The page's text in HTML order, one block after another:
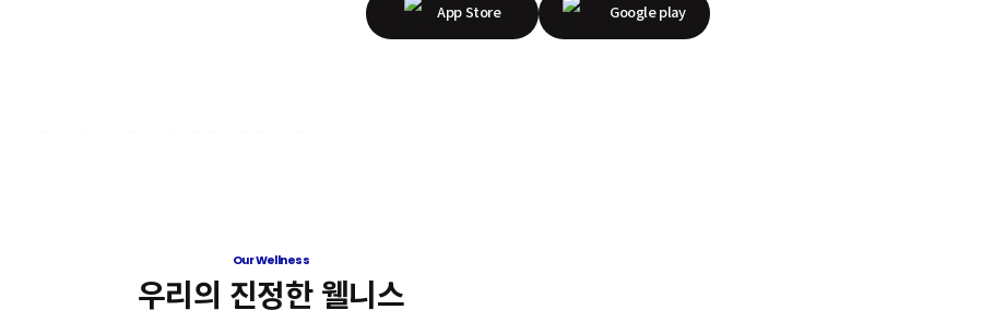
App Store Google play
Our Wellness
우리의 진정한 웰니스